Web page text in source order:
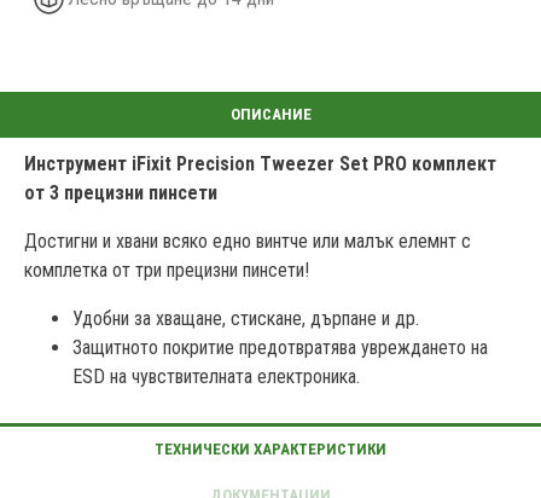
Инструмент iFixit Precision Tweezer Set PRO комплект
от 3 прецизни пинсети
Достигни и хвани всяко едно винтче или малък елемнт с
комплетка от три прецизни пинсети!
Удобни за хващане, стискане, дърпане и др.
Защитното покритие предотвратява увреждането на
ESD на чувствителната електроника.